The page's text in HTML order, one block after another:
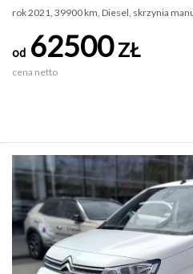
rok 2021, 39900 km, Diesel, skrzynia
od 62500ZŁ
cena netto